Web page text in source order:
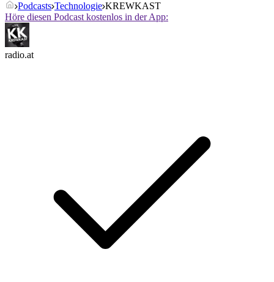
Podcasts Technologie KREWKAST
Höre diesen Podcast kostenlos in der App:
radio.at